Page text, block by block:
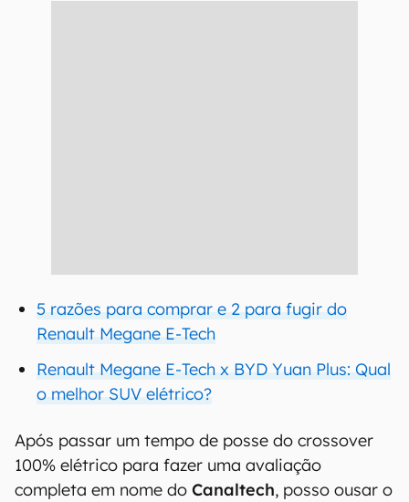
5 razões para comprar e 2 para fugir do
Renault Megane E-Tech
Renault Megane E-Tech x BYD Yuan Plus: Qual
o melhor SUV elétrico?
Após passar um tempo de posse do crossover
100% elétrico para fazer uma avaliação
completa em nome do Canaltech, posso ousar o